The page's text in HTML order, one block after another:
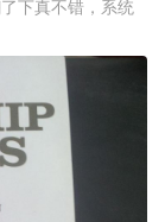
下真不错，系统